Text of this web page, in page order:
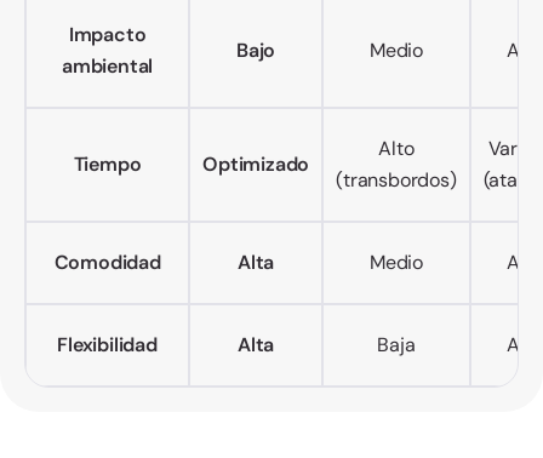
Impacto
ambiental
Bajo Medio Alto
Tiempo Optimizado
Alto
(transbordos)
Comodidad Alta Medio Alto
Flexibilidad Alta Baja Alta